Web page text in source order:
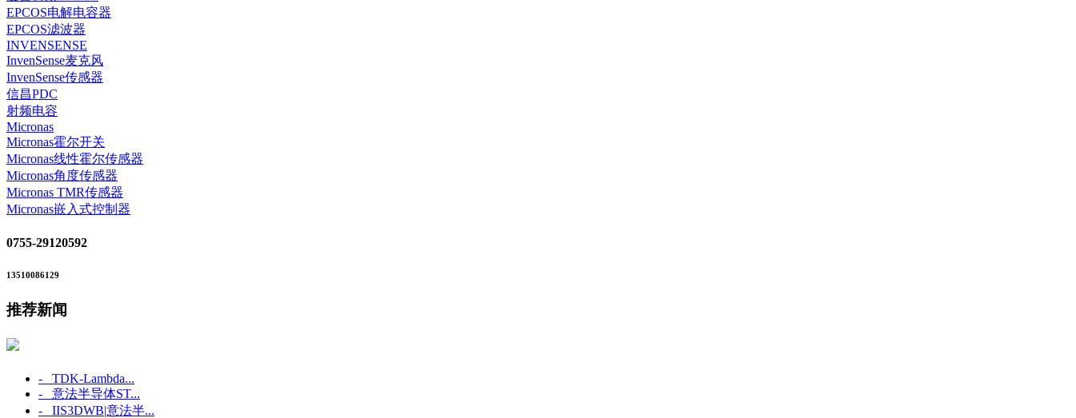
EPCOS电解电容器
EPCOS滤波器
INVENSENSE
InvenSense麦克风
InvenSense传感器
信昌PDC
射频电容
Micronas
Micronas霍尔开关
Micronas线性霍尔传感器
Micronas角度传感器
Micronas TMR传感器
Micronas嵌入式控制器
0755-29120592
13510086129
推荐新闻
- TDK-Lambda...
- 意法半导体ST...
- IIS3DWB|意法半...